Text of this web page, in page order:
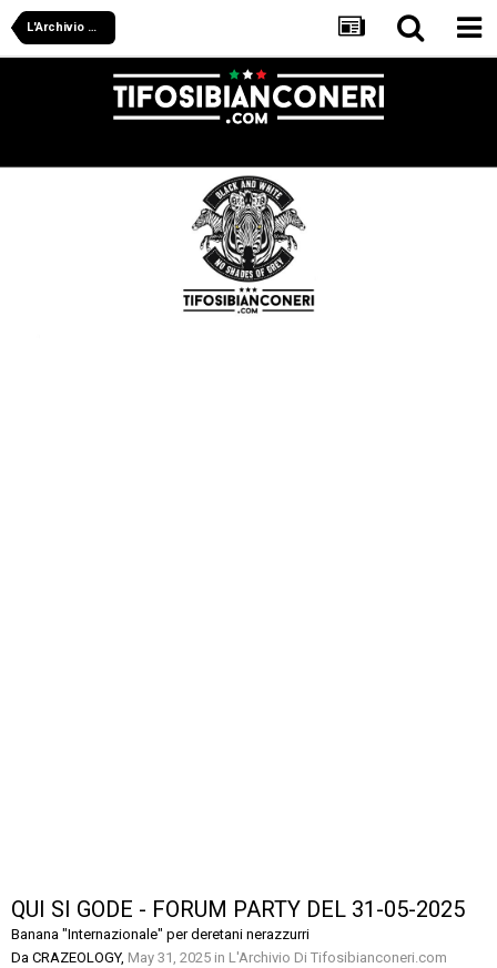
L'Archivio Di Tifosibianconeri.com
QUI SI GODE - FORUM PARTY DEL 31-05-2025
Banana "Internazionale" per deretani nerazzurri
Da CRAZEOLOGY, May 31, 2025 in L'Archivio Di Tifosibianconeri.com